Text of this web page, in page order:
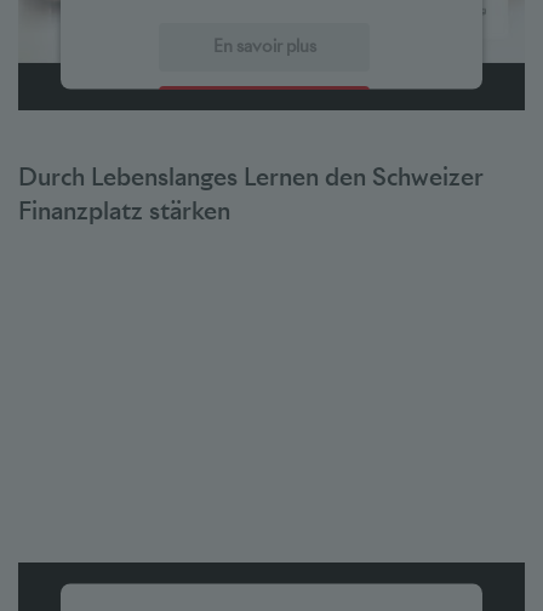
En savoir plus
Accepter
powered by Usercentrics Consent Management Platform
Durch Lebenslanges Lernen den Schweizer
Finanzplatz stärken